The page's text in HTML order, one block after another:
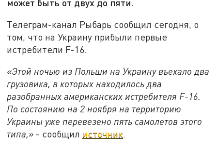
может быть от двух до пяти.
Телеграм-канал Рыбарь сообщил сегодня, о
том, что на Украину прибыли первые
истребители F-16.
«Этой ночью из Польши на Украину въехало два
грузовика, в которых находилось два
разобранных американских истребителя F-16.
По состоянию на 2 ноября на территорию
Украины уже перевезено пять самолетов этого
типа,» - сообщил источник.